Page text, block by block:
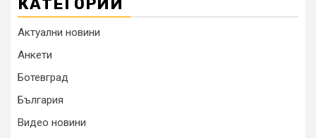
КАТЕГОРИИ
Актуални новини
Анкети
Ботевград
България
Видео новини